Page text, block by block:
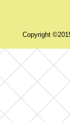
Copyright